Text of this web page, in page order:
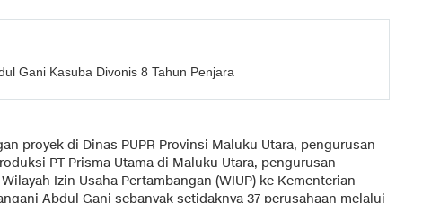
Gani Kasuba Divonis 8 Tahun Penjara
proyek di Dinas PUPR Provinsi Maluku Utara, pengurusan
PT Prisma Utama di Maluku Utara, pengurusan
Izin Usaha Pertambangan (WIUP) ke Kementerian
Abdul Gani sebanyak setidaknya 37 perusahaan melalui